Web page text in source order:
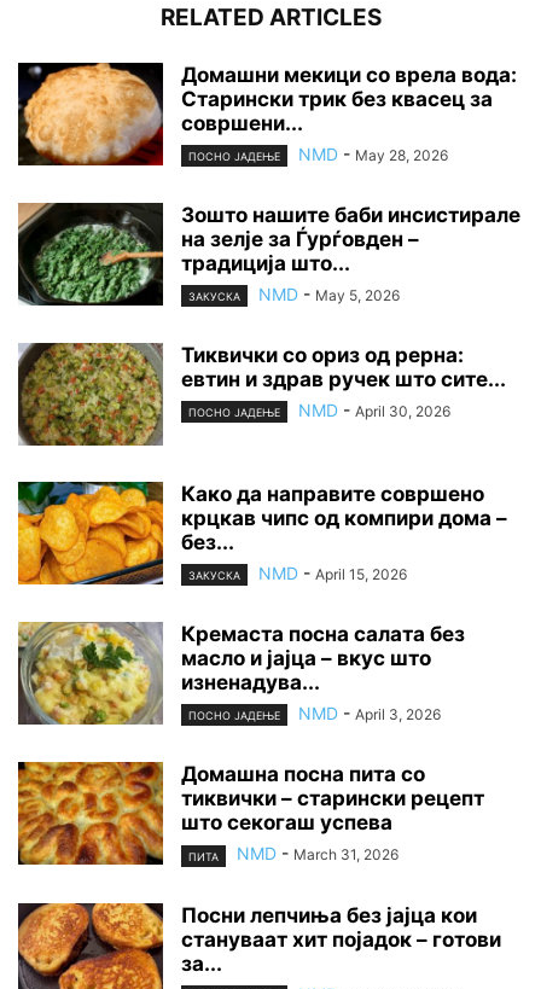
RELATED ARTICLES
Домашни мекици со врела вода:
Старински трик без квасец за
совршени...
ПОСНО ЈАДЕЊЕ NMD - May 28, 2026
Зошто нашите баби инсистирале
на зелје за Ѓурѓовден –
традиција што...
ЗАКУСКА NMD - May 5, 2026
Тиквички со ориз од рерна:
евтин и здрав ручек што сите...
ПОСНО ЈАДЕЊЕ NMD - April 30, 2026
Како да направите совршено
крцкав чипс од компири дома –
без...
ЗАКУСКА NMD - April 15, 2026
Кремаста посна салата без
масло и јајца – вкус што
изненадува...
ПОСНО ЈАДЕЊЕ NMD - April 3, 2026
Домашна посна пита со
тиквички – старински рецепт
што секогаш успева
ПИТА NMD - March 31, 2026
Посни лепчиња без јајца кои
стануваат хит појадок – готови
за...